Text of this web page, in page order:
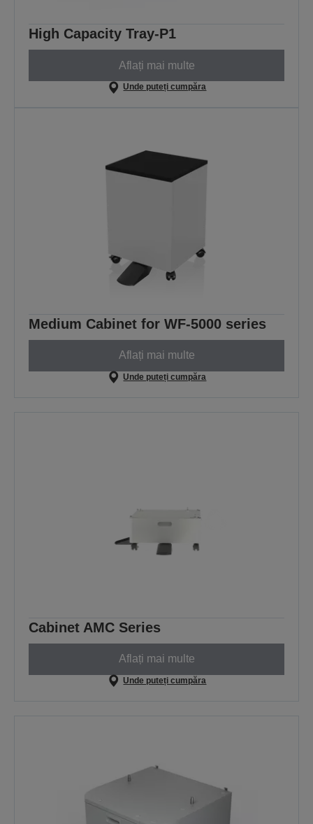
High Capacity Tray-P1
Aflați mai multe
Unde puteți cumpăra
Medium Cabinet for WF-5000 series
Aflați mai multe
Unde puteți cumpăra
Cabinet AMC Series
Aflați mai multe
Unde puteți cumpăra